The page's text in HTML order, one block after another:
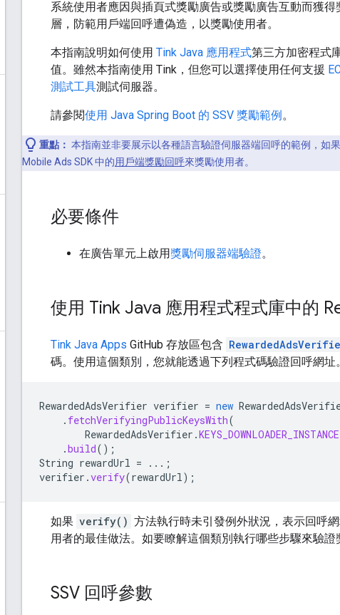
系統使用者應因與插頁式獎勵廣告或獎勵廣告互動而獲
層，防範用戶端回呼遭偽造，以獎勵使用者。
本指南說明如何使用 Tink Java 應用程式第三方加密程式
值。雖然本指南使用 Tink，但您可以選擇使用任何支援
測試工具測試伺服器。
請參閱使用 Java Spring Boot 的 SSV 獎勵範例。
重點： 本指南並非要展示以各種語言驗證伺服器端回呼的範例，如
Mobile Ads SDK 中的用戶端獎勵回呼來獎勵使用者。
必要條件
在廣告單元上啟用獎勵伺服器端驗證。
使用 Tink Java 應用程式程式庫中的
Tink Java Apps GitHub 存放區包含
碼。使用這個類別，您就能透過下列程式碼驗證回呼網址。
RewardedAdsVerifier verifier = new
. fetchVerifyingPublicKeysWith(
RewardedAdsVerifier .
.build();
String rewardUrl =
...;
verifier .verify(rewardUrl);
如果 verify() 方法執行時未引發例外狀況，表示回呼
用者的最佳做法。如要瞭解這個類別執行哪些步驟來驗證
SSV 回呼參數